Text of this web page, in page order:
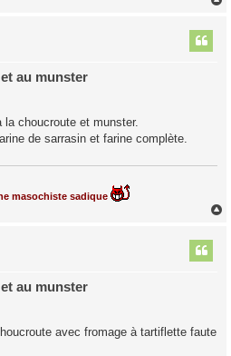
au munster
choucroute et munster.
de sarrasin et farine complète.
masochiste sadique
au munster
avec fromage à tartiflette faute